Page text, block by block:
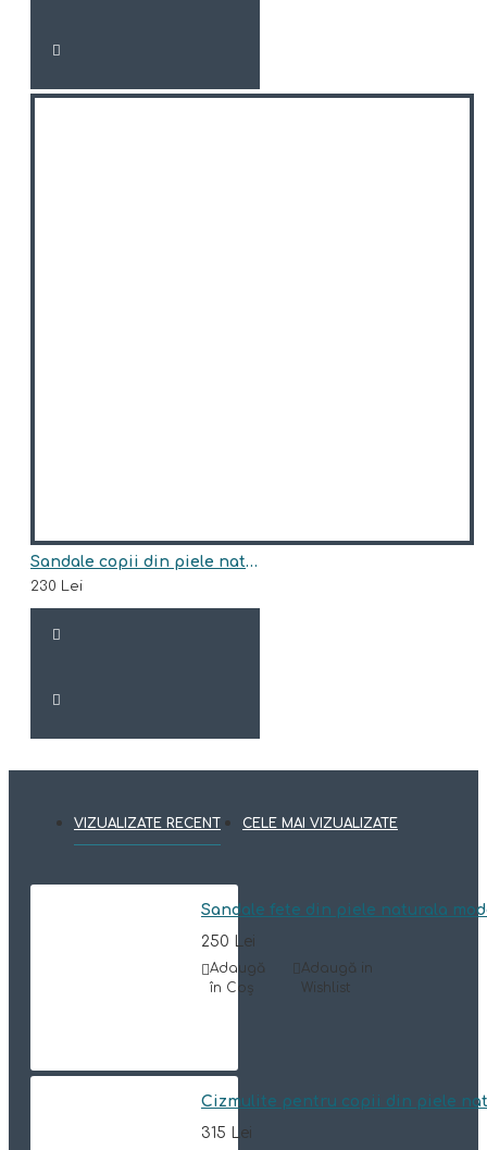
Sandale copii din piele naturala model SANDY
230 Lei
VIZUALIZATE RECENT CELE MAI VIZUALIZATE
Sandale fete din piele naturala
250 Lei
Adaugă
în Coş
Adaugă in
Wishlist
Cizmulite pentru copii din piele
315 Lei